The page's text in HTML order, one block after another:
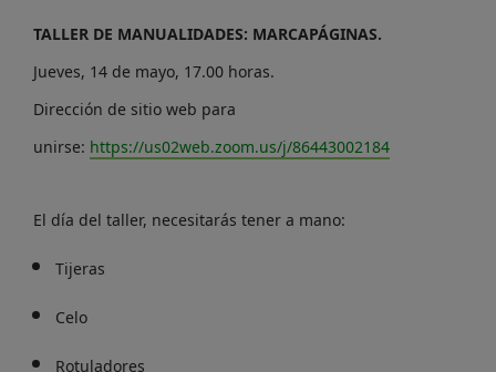
TALLER DE MANUALIDADES: MARCAPÁGINAS.
Jueves, 14 de mayo, 17.00 horas.
Dirección de sitio web para
unirse: https://us02web.zoom.us/j/86443002184
El día del taller, necesitarás tener a mano:
Tijeras
Celo
Rotuladores